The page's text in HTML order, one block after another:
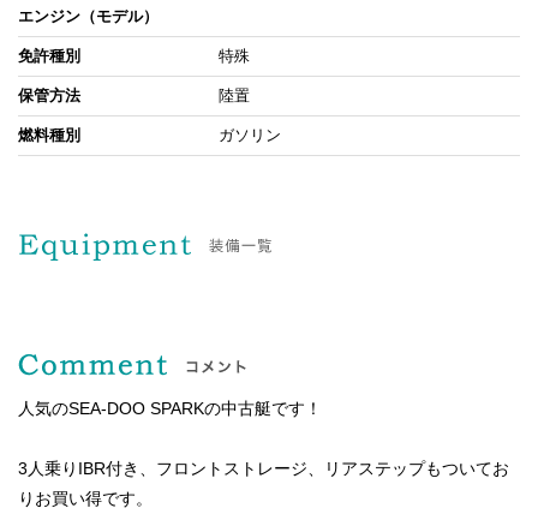
エンジン（モデル）
免許種別 特殊
保管方法 陸置
燃料種別 ガソリン
人気のSEA-DOO SPARKの中古艇です！
3人乗りIBR付き、フロントストレージ、リアステップもついてお
りお買い得です。